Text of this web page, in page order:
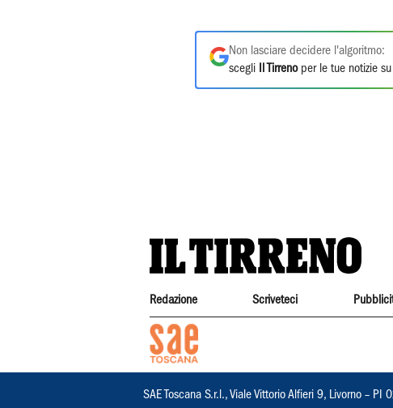
Non lasciare decidere l'algoritmo:
scegli
Il Tirrenoper le tue notizie su
Redazione Scriveteci
SAE Toscana S.r.l., Viale Vittorio Alfieri 9, Livorno –